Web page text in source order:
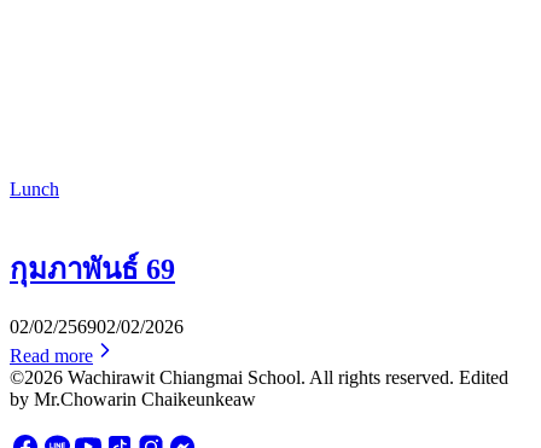
Lunch
กุมภาพันธ์ 69
02/02/256902/02/2026
Read more
©2026 Wachirawit Chiangmai School. All rights reserved. Edited
by Mr.Chowarin Chaikeunkeaw